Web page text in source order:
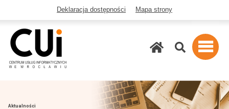
Deklaracja dostępności Mapa strony
Szukaj
Aktualności